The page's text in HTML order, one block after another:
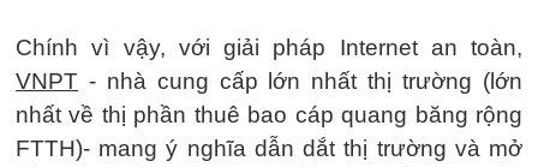
Chính vì vậy, với giải pháp Internet an toàn,
VNPT - nhà cung cấp lớn nhất thị trường (lớn
nhất về thị phần thuê bao cáp quang băng rộng
FTTH)- mang ý nghĩa dẫn dắt thị trường và mở